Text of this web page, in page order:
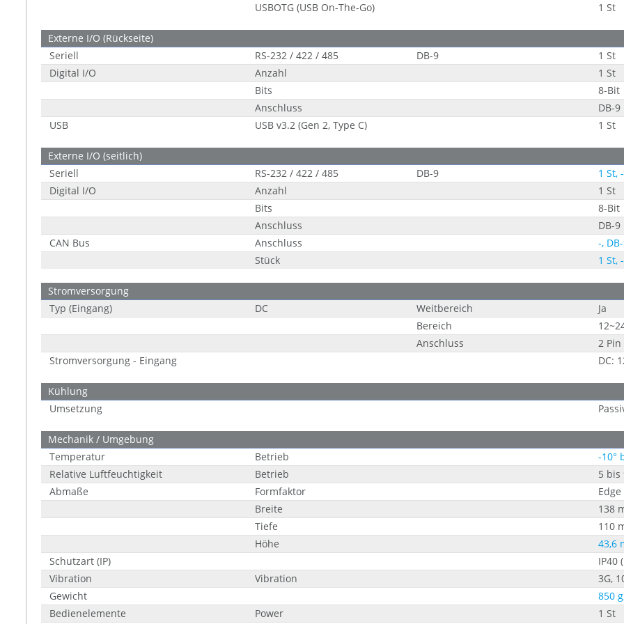
USBOTG (USB On-The-Go) 1 St
Externe I/O (Rückseite)
Seriell
RS-232 / 422 / 485 DB-9
1 St
Digital I/O
Anzahl
1 St
Bits
8-Bit
Anschluss
DB-9
USB
USB v3.2 (Gen 2, Type C) 1 St
Externe I/O (seitlich)
Seriell
RS-232 / 422 / 485 DB-9
1 St, -
Digital I/O
Anzahl
1 St
Bits
8-Bit
Anschluss
DB-9
CAN Bus
Anschluss
-,
Stück
1 St, -
Stromversorgung
Typ (Eingang)
DC Weitbereich
Ja
Bereich
Anschluss
2
Stromversorgung - Eingang
DC:
Kühlung
Umsetzung
Mechanik / Umgebung
Temperatur
Betrieb
-10°
Relative Luftfeuchtigkeit
Betrieb
5 bis
Abmaße
Formfaktor
Breite
138
Tiefe
110
Höhe
43,6
Schutzart (IP)
IP40
Vibration
Vibration
3G,
Gewicht
850
Bedienelemente
Power 1 St